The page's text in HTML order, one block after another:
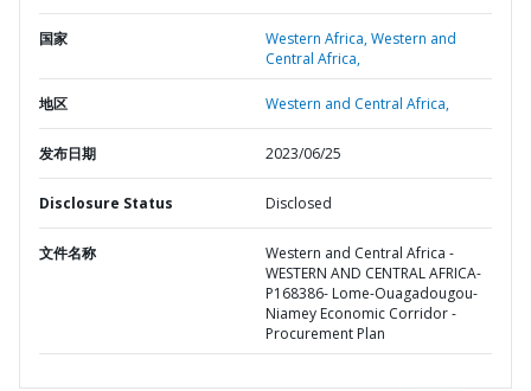
国家 Western Africa,Western and
Central Africa,
地区 Western and Central Africa,
发布日期 2023/06/25
Disclosure Status Disclosed
文件名称
Western and Central Africa -
WESTERN AND CENTRAL AFRICA-
P168386- Lome-Ouagadougou-
Niamey Economic Corridor -
Procurement Plan